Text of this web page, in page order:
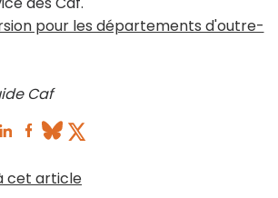
pour les départements d'outre-
Caf
cet article